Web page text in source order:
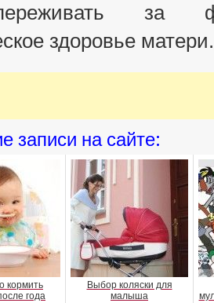
за
здоровье матери.
записи на сайте:
кормить
года
Выбор коляски для
малыша